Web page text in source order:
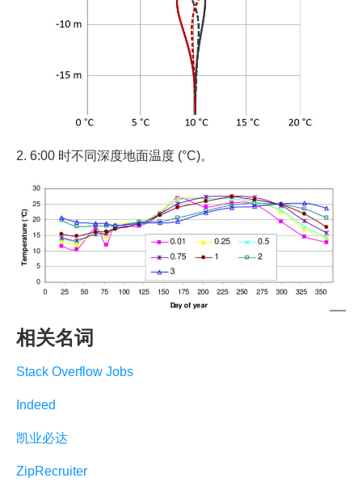
2. 6:00 时不同深度地面温度 (°C)。
相关名词
Stack Overflow Jobs
Indeed
凯业必达
ZipRecruiter